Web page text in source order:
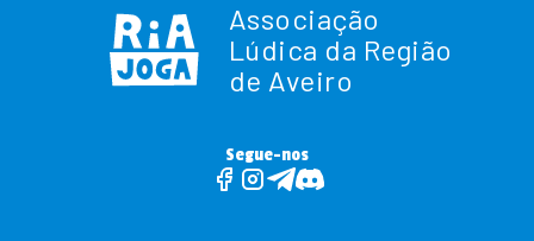
Associação
Lúdica da Região
de Aveiro
Segue-nos